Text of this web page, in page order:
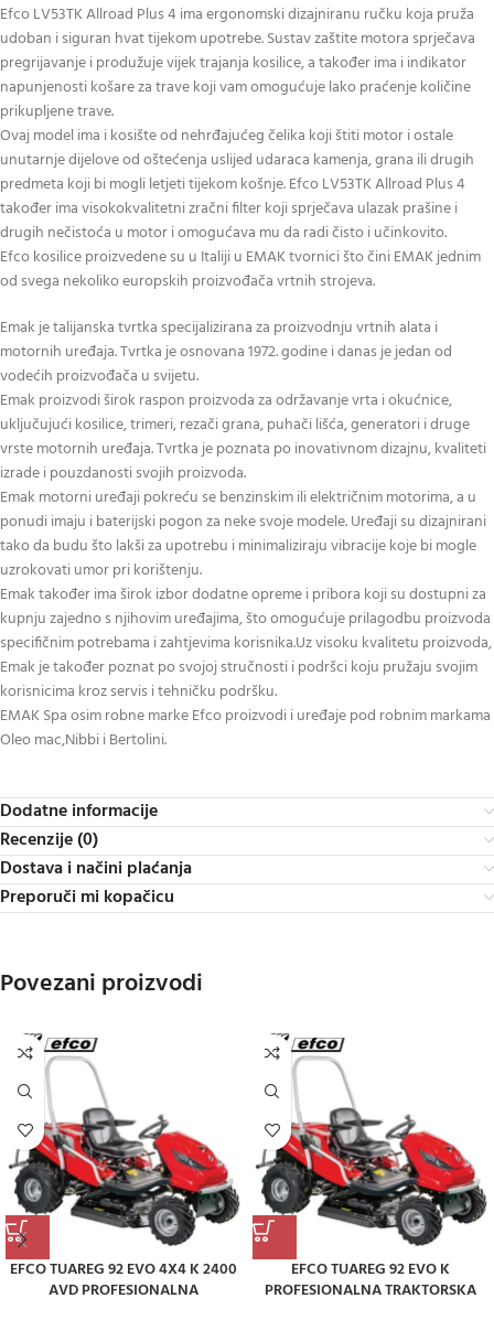
Efco LV53TK Allroad Plus 4 ima ergonomski dizajniranu ručku koja pruža
udoban i siguran hvat tijekom upotrebe. Sustav zaštite motora sprječava
pregrijavanje i produžuje vijek trajanja kosilice, a također ima i indikator
napunjenosti košare za trave koji vam omogućuje lako praćenje količine
prikupljene trave.
Ovaj model ima i kosište od nehrđajućeg čelika koji štiti motor i ostale
unutarnje dijelove od oštećenja uslijed udaraca kamenja, grana ili drugih
predmeta koji bi mogli letjeti tijekom košnje. Efco LV53TK Allroad Plus 4
također ima visokokvalitetni zračni filter koji sprječava ulazak prašine i
drugih nečistoća u motor i omogućava mu da radi čisto i učinkovito.
Efco kosilice proizvedene su u Italiji u EMAK tvornici što čini EMAK jednim
od svega nekoliko europskih proizvođača vrtnih strojeva.
Emak je talijanska tvrtka specijalizirana za proizvodnju vrtnih alata i
motornih uređaja. Tvrtka je osnovana 1972. godine i danas je jedan od
vodećih proizvođača u svijetu.
Emak proizvodi širok raspon proizvoda za održavanje vrta i okućnice,
uključujući kosilice, trimeri, rezači grana, puhači lišća, generatori i druge
vrste motornih uređaja. Tvrtka je poznata po inovativnom dizajnu, kvaliteti
izrade i pouzdanosti svojih proizvoda.
Emak motorni uređaji pokreću se benzinskim ili električnim motorima, a u
ponudi imaju i baterijski pogon za neke svoje modele. Uređaji su dizajnirani
tako da budu što lakši za upotrebu i minimaliziraju vibracije koje bi mogle
uzrokovati umor pri korištenju.
Emak također ima širok izbor dodatne opreme i pribora koji su dostupni za
kupnju zajedno s njihovim uređajima, što omogućuje prilagodbu proizvoda
specifičnim potrebama i zahtjevima korisnika.Uz visoku kvalitetu proizvoda,
Emak je također poznat po svojoj stručnosti i podršci koju pružaju svojim
korisnicima kroz servis i tehničku podršku.
EMAK Spa osim robne marke Efco proizvodi i uređaje pod robnim markama
Oleo mac,Nibbi i Bertolini.
Dodatne informacije
Recenzije (0)
Dostava i načini plaćanja
Preporuči mi kopačicu
Povezani proizvodi
EFCO TUAREG 92 EVO 4X4 K 2400
AVD PROFESIONALNA
EFCO TUAREG 92 EVO K
PROFESIONALNA TRAKTORSKA